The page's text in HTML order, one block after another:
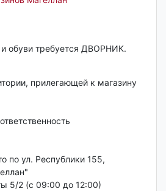
обуви требуется ДВОРНИК.
прилегающей к магазину
по ул. Республики 155,
5/2 (с 09:00 до 12:00)